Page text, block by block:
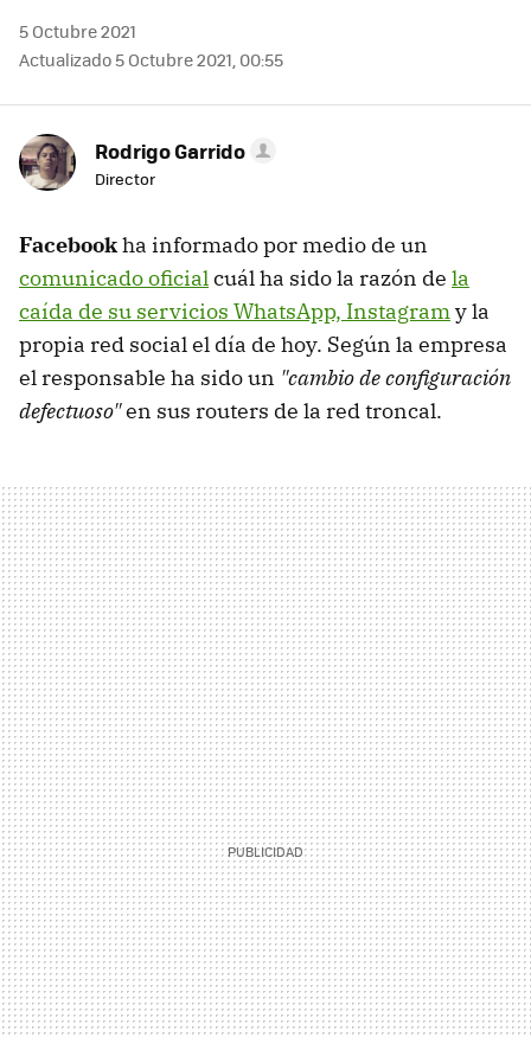
5 Octubre 2021
Actualizado 5 Octubre 2021, 00:55
Rodrigo Garrido
Director
Facebookha informado por medio de un
comunicado oficialcuál ha sido la razón de la
caída de su servicios WhatsApp, Instagramy la
propia red social el día de hoy. Según la empresa
el responsable ha sido un "cambio de configuración
defectuoso"en sus routers de la red troncal.